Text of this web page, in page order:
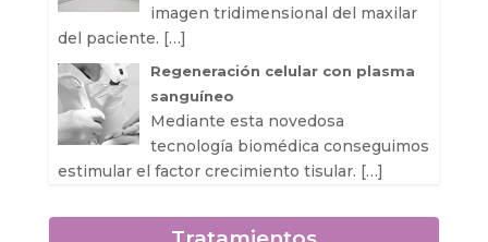
imagen tridimensional del maxilar
del paciente. […]
Regeneración celular con plasma
sanguíneo
Mediante esta novedosa
tecnología biomédica conseguimos
estimular el factor crecimiento tisular. […]